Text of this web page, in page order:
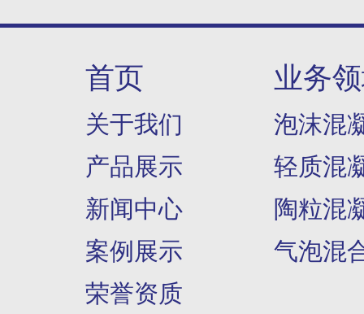
首页
关于我们
产品展示
新闻中心
案例展示
荣誉资质
业务
泡沫混
轻质混
陶粒混
气泡混